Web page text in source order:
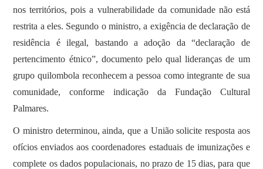
nos territórios, pois a vulnerabilidade da comunidade não está
restrita a eles. Segundo o ministro, a exigência de declaração de
residência é ilegal, bastando a adoção da “declaração de
pertencimento étnico”, documento pelo qual lideranças de um
grupo quilombola reconhecem a pessoa como integrante de sua
comunidade, conforme indicação da Fundação Cultural
Palmares.
O ministro determinou, ainda, que a União solicite resposta aos
ofícios enviados aos coordenadores estaduais de imunizações e
complete os dados populacionais, no prazo de 15 dias, para que